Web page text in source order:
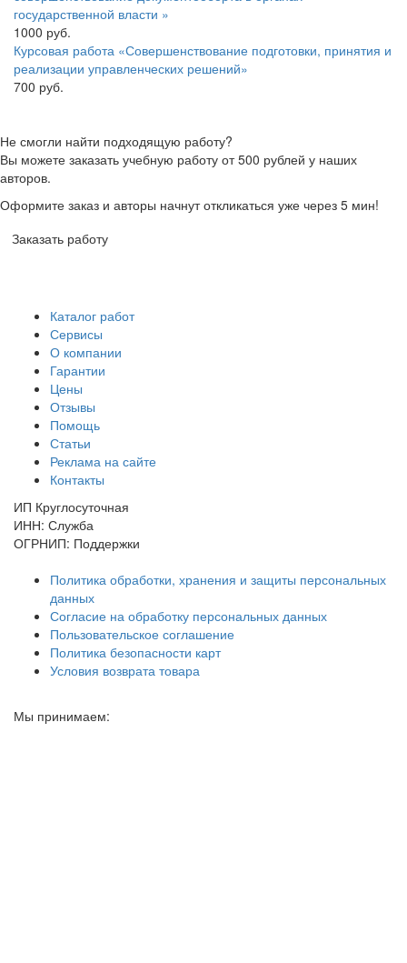
государственной власти »
1000 руб.
Курсовая работа «Совершенствование подготовки, принятия и
реализации управленческих решений»
700 руб.
Не смогли найти подходящую работу?
Вы можете заказать учебную работу от 500 рублей у наших
авторов.
Оформите заказ и авторы начнут откликаться уже через 5 мин!
Заказать работу
Каталог работ
Сервисы
О компании
Гарантии
Цены
Отзывы
Помощь
Статьи
Реклама на сайте
Контакты
ИП Круглосуточная
ИНН: Служба
ОГРНИП: Поддержки
Политика обработки, хранения и защиты персональных
данных
Согласие на обработку персональных данных
Пользовательское соглашение
Политика безопасности карт
Условия возврата товара
Мы принимаем: